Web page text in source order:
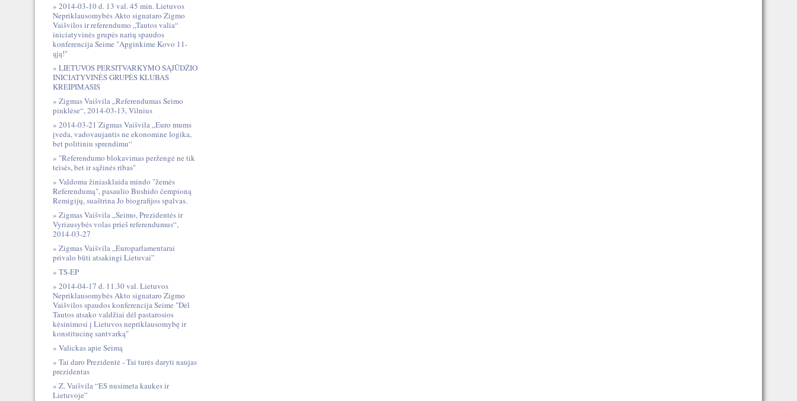
2014-03-10 d. 13 val. 45 min. Lietuvos
Nepriklausomybės Akto signataro Zigmo
Vaišvilos ir referendumo „Tautos valia“
iniciatyvinės grupės narių spaudos
konferencija Seime "Apginkime Kovo 11-
ąją!"
LIETUVOS PERSITVARKYMO SĄJŪDŽIO
INICIATYVINĖS GRUPĖS KLUBAS
KREIPIMASIS
Zigmas Vaišvila „Referendumas Seimo
pinklėse“, 2014-03-13, Vilnius
2014-03-21 Zigmas Vaišvila „Euro mums
įveda, vadovaujantis ne ekonomine logika,
bet politiniu sprendimu“
"Referendumo blokavimas peržengė ne tik
teisės, bet ir sąžinės ribas"
Valdoma žiniasklaida mindo "žemės
Referendumą", pasaulio Bushido čempioną
Remigijų, suaštrina Jo biografijos spalvas.
Zigmas Vaišvila „Seimo, Prezidentės ir
Vyriausybės volas prieš referendumus“,
2014-03-27
Zigmas Vaišvila „Europarlamentarai
privalo būti atsakingi Lietuvai”
TS-EP
2014-04-17 d. 11.30 val. Lietuvos
Nepriklausomybės Akto signataro Zigmo
Vaišvilos spaudos konferencija Seime "Dėl
Tautos atsako valdžiai dėl pastarosios
kėsinimosi į Lietuvos nepriklausomybę ir
konstitucinę santvarką"
Valickas apie Seimą
Tai daro Prezidentė - Tai turės daryti naujas
prezidentas
Z. Vaišvila “ES nusimeta kaukes ir
Lietuvoje”